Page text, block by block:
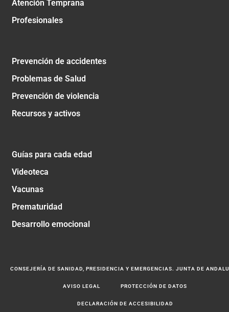
Atención Temprana
Profesionales
Prevención de accidentes
Problemas de Salud
Prevención de violencia
Recursos y activos
Guías para cada edad
Videoteca
Vacunas
Prematuridad
Desarrollo emocional
CONSEJERÍA DE SANIDAD, PRESIDENCIA Y EMERGENCIAS. JUNTA DE
AVISO LEGAL PROTECCIÓN DE DATOS
DECLARACIÓN DE ACCESIBILIDAD